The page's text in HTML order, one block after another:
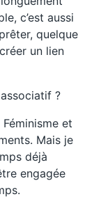
c’est aussi
quelque
un lien
?
et
Mais je
déjà
engagée